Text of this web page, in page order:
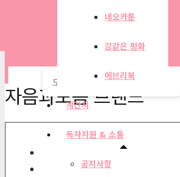
네오카툰
강같은 평화
에브리북
계간지
독자지원 & 소통
공지사항
자음과모음 브랜드